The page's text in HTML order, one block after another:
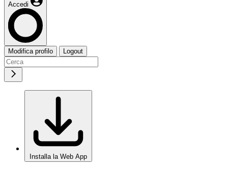
Accedi
Modifica profilo Logout
Installa la Web App